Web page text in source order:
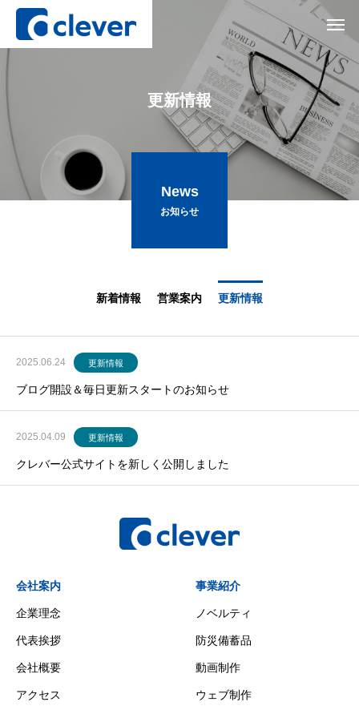
更新情報
News
お知らせ
新着情報 営業案内 更新情報
2025.06.24 更新情報
ブログ開設＆毎日更新スタートのお知らせ
2025.04.09 更新情報
クレバー公式サイトを新しく公開しました
会社案内
企業理念
代表挨拶
会社概要
アクセス
事業紹介
ノベルティ
防災備蓄品
動画制作
ウェブ制作